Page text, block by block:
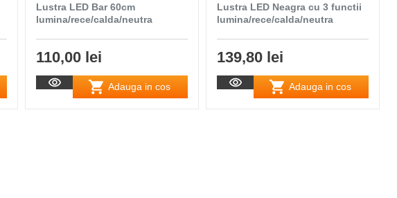
Lustra LED Bar 60cm
lumina/rece/calda/neutra
110,00 lei
Adauga in cos
Lustra LED Neagra cu 3 functii
lumina/rece/calda/neutra
139,80 lei
Adauga in cos